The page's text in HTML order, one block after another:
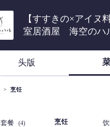
【すすきの×アイヌ
室居酒屋 海空のハ
头版
烹饪
套餐 (4) 烹饪